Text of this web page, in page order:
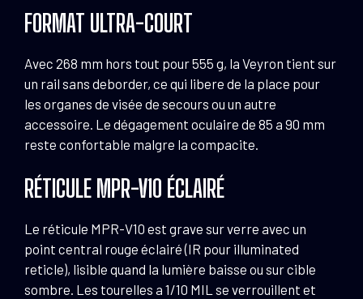
FORMAT ULTRA-COURT
Avec 268 mm hors tout pour 555 g, la Veyron tient sur
un rail sans deborder, ce qui libere de la place pour
les organes de visée de secours ou un autre
accessoire. Le dégagement oculaire de 85 a 90 mm
reste confortable malgre la compacite.
RÉTICULE MPR-V10 ÉCLAIRÉ
Le réticule MPR-V10 est grave sur verre avec un
point central rouge éclairé (IR pour illuminated
reticle), lisible quand la lumière baisse ou sur cible
sombre. Les tourelles a 1/10 MIL se verrouillent et